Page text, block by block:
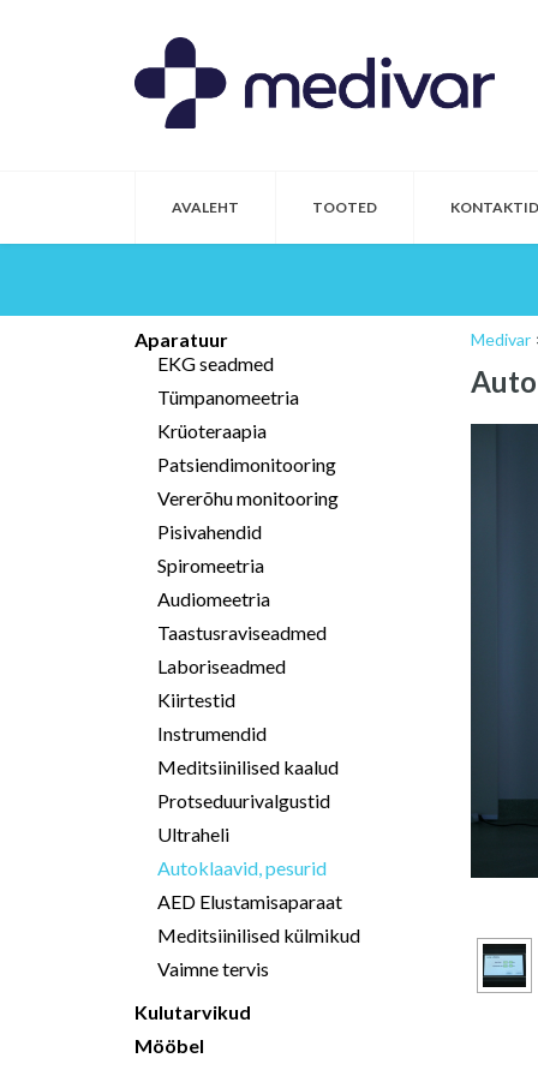
AVALEHT TOOTED KONTAKTID
Aparatuur
EKG seadmed
Tümpanomeetria
Krüoteraapia
Patsiendimonitooring
Vererõhu monitooring
Pisivahendid
Spiromeetria
Audiomeetria
Taastusraviseadmed
Laboriseadmed
Kiirtestid
Instrumendid
Meditsiinilised kaalud
Protseduurivalgustid
Ultraheli
Autoklaavid, pesurid
AED Elustamisaparaat
Meditsiinilised külmikud
Vaimne tervis
Kulutarvikud
Mööbel
Medivar